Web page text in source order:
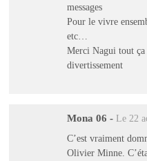
messages
Pour le vivre
etc…
Merci Nagui tout ça
divertissement
Mona 06 - Le 22
C’est vraiment
Olivier Minne.